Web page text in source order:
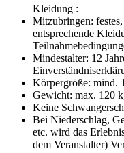
Kleidung :
Mitzubringen:
entsprechende
Mindestalter: 12
Körpergröße: mind.
Gewicht: max. 120
Keine
Bei Niederschlag,
etc. wird das
dem Veranstalter)